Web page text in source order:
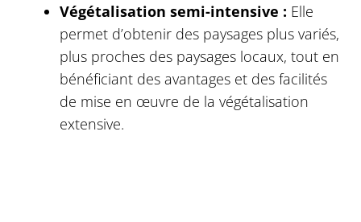
Végétalisation semi-intensive : Elle
permet d’obtenir des paysages plus variés,
plus proches des paysages locaux, tout en
bénéficiant des avantages et des facilités
de mise en œuvre de la végétalisation
extensive.